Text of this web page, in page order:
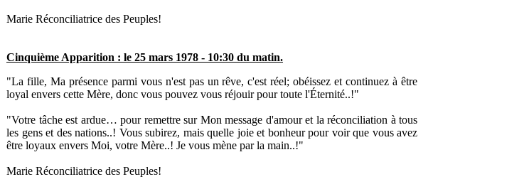
Marie Réconciliatrice des Peuples!
Cinquième Apparition : le 25 mars 1978 - 10:30 du matin.
"La fille, Ma présence parmi vous n'est pas un rêve, c'est réel; obéissez et continuez à être
loyal envers cette Mère, donc vous pouvez vous réjouir pour toute l'Éternité..!"
"Votre tâche est ardue… pour remettre sur Mon message d'amour et la réconciliation à tous
les gens et des nations..! Vous subirez, mais quelle joie et bonheur pour voir que vous avez
être loyaux envers Moi, votre Mère..! Je vous mène par la main..!"
Marie Réconciliatrice des Peuples!